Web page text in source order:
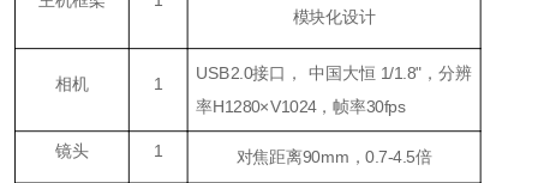
模块化设计
相机 1
USB2.0接口， 中国大恒 1/1.8"，分辨
率H1280×V1024，帧率30fps
镜头 1 对焦距离90mm，0.7-4.5倍